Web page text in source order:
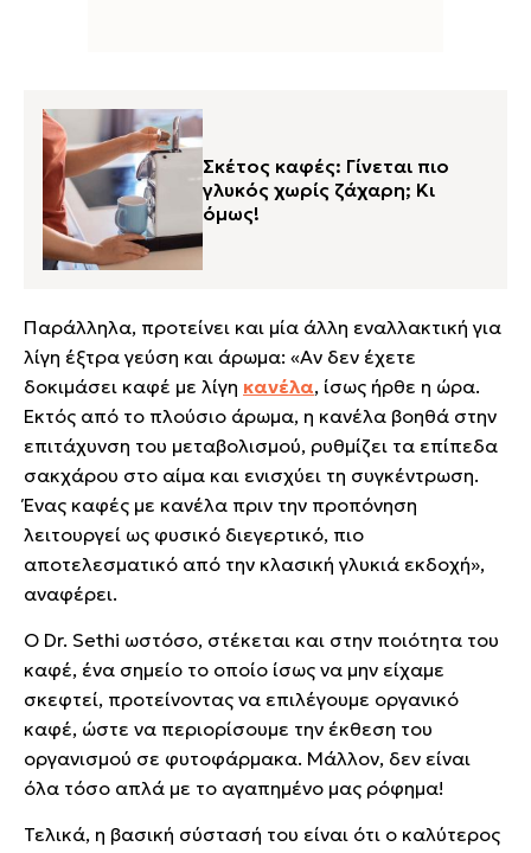
Σκέτος καφές: Γίνεται πιο
γλυκός χωρίς ζάχαρη; Κι
όμως!
Παράλληλα, προτείνει και μία άλλη εναλλακτική για
λίγη έξτρα γεύση και άρωμα: «Αν δεν έχετε
δοκιμάσει καφέ με λίγη κανέλα, ίσως ήρθε η ώρα.
Εκτός από το πλούσιο άρωμα, η κανέλα βοηθά στην
επιτάχυνση του μεταβολισμού, ρυθμίζει τα επίπεδα
σακχάρου στο αίμα και ενισχύει τη συγκέντρωση.
Ένας καφές με κανέλα πριν την προπόνηση
λειτουργεί ως φυσικό διεγερτικό, πιο
αποτελεσματικό από την κλασική γλυκιά εκδοχή»,
αναφέρει.
Ο Dr. Sethi ωστόσο, στέκεται και στην ποιότητα του
καφέ, ένα σημείο το οποίο ίσως να μην είχαμε
σκεφτεί, προτείνοντας να επιλέγουμε οργανικό
καφέ, ώστε να περιορίσουμε την έκθεση του
οργανισμού σε φυτοφάρμακα. Μάλλον, δεν είναι
όλα τόσο απλά με το αγαπημένο μας ρόφημα!
Τελικά, η βασική σύστασή του είναι ότι ο καλύτερος